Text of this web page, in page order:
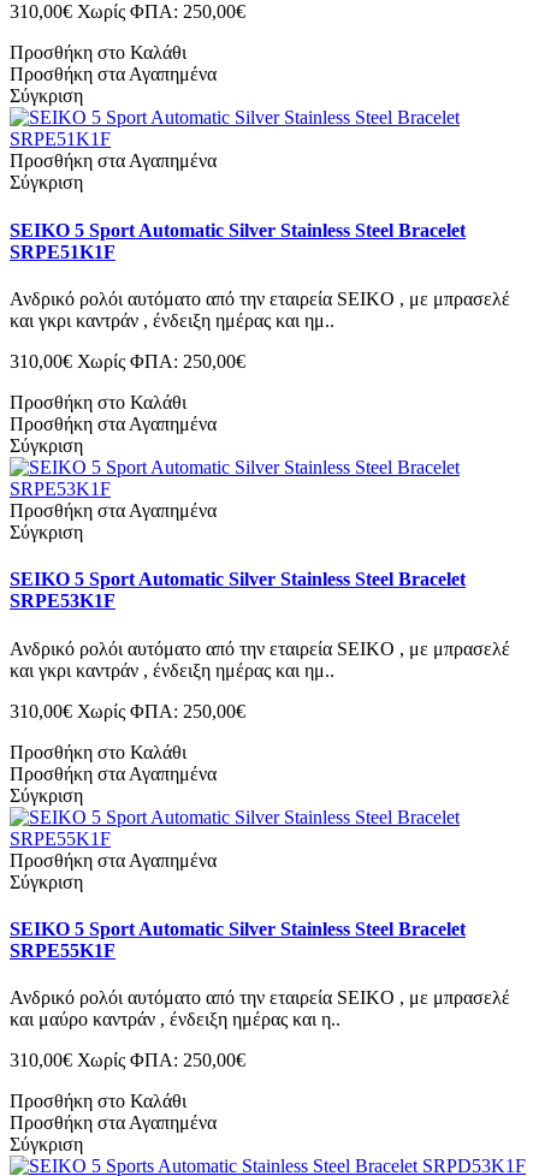
310,00€ Χωρίς ΦΠΑ: 250,00€
Προσθήκη στο Καλάθι
Προσθήκη στα Αγαπημένα
Σύγκριση
Προσθήκη στα Αγαπημένα
Σύγκριση
SEIKO 5 Sport Automatic Silver Stainless Steel Bracelet
SRPE51K1F
Ανδρικό ρολόι αυτόματο από την εταιρεία SEIKO , με μπρασελέ
και γκρι καντράν , ένδειξη ημέρας και ημ..
310,00€ Χωρίς ΦΠΑ: 250,00€
Προσθήκη στο Καλάθι
Προσθήκη στα Αγαπημένα
Σύγκριση
Προσθήκη στα Αγαπημένα
Σύγκριση
SEIKO 5 Sport Automatic Silver Stainless Steel Bracelet
SRPE53K1F
Ανδρικό ρολόι αυτόματο από την εταιρεία SEIKO , με μπρασελέ
και γκρι καντράν , ένδειξη ημέρας και ημ..
310,00€ Χωρίς ΦΠΑ: 250,00€
Προσθήκη στο Καλάθι
Προσθήκη στα Αγαπημένα
Σύγκριση
Προσθήκη στα Αγαπημένα
Σύγκριση
SEIKO 5 Sport Automatic Silver Stainless Steel Bracelet
SRPE55K1F
Ανδρικό ρολόι αυτόματο από την εταιρεία SEIKO , με μπρασελέ
και μαύρο καντράν , ένδειξη ημέρας και η..
310,00€ Χωρίς ΦΠΑ: 250,00€
Προσθήκη στο Καλάθι
Προσθήκη στα Αγαπημένα
Σύγκριση